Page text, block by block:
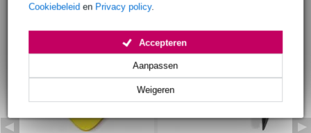
Cookiebeleid en Privacy policy.
Weigeren
Aanpassen
Accepteren